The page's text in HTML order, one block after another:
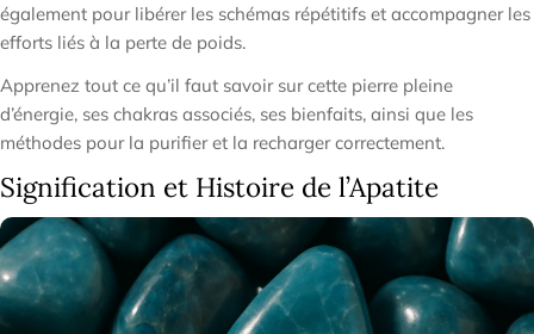
également pour libérer les schémas répétitifs et accompagner les
efforts liés à la perte de poids.
Apprenez tout ce qu’il faut savoir sur cette pierre pleine
d’énergie, ses chakras associés, ses bienfaits, ainsi que les
méthodes pour la purifier et la recharger correctement.
Signification et Histoire de l’Apatite